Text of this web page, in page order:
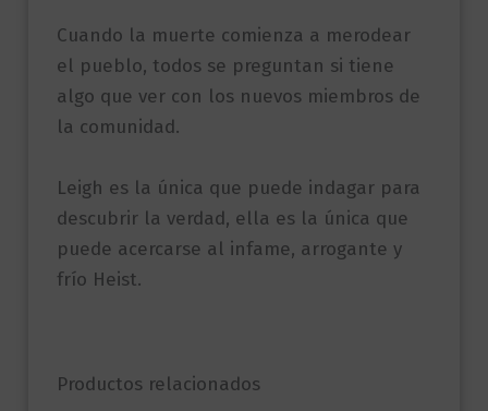
Cuando la muerte comienza a merodear
el pueblo, todos se preguntan si tiene
algo que ver con los nuevos miembros de
la comunidad.
Leigh es la única que puede indagar para
descubrir la verdad, ella es la única que
puede acercarse al infame, arrogante y
frío Heist.
Productos relacionados